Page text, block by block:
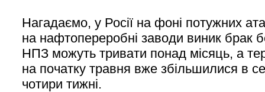
Нагадаємо, у Росії на фоні потужних
на нафтопереробні заводи виник брак
НПЗ можуть тривати понад місяць, а
на початку травня вже збільшилися в
чотири тижні.